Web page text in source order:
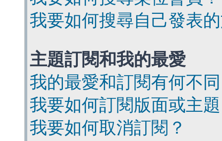
我要如何搜尋自己發表
主題訂閱和我的最愛
我的最愛和訂閱有何不
我要如何訂閱版面或主
我要如何取消訂閱？